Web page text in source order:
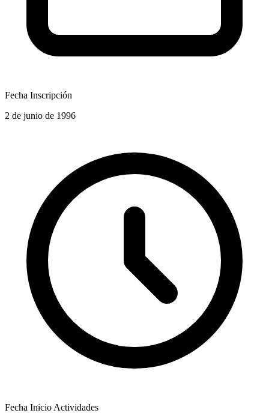
Fecha Inscripción
2 de junio de 1996
Fecha Inicio Actividades